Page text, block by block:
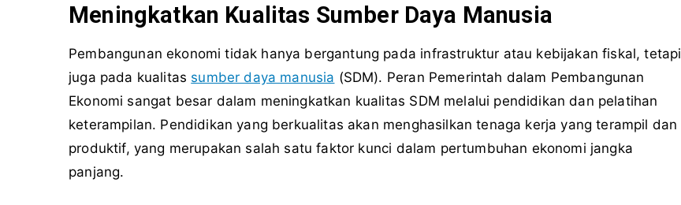
Meningkatkan Kualitas Sumber Daya Manusia
Pembangunan ekonomi tidak hanya bergantung pada infrastruktur atau kebijakan fiskal, tetapi
juga pada kualitas sumber daya manusia (SDM). Peran Pemerintah dalam Pembangunan
Ekonomi sangat besar dalam meningkatkan kualitas SDM melalui pendidikan dan pelatihan
keterampilan. Pendidikan yang berkualitas akan menghasilkan tenaga kerja yang terampil dan
produktif, yang merupakan salah satu faktor kunci dalam pertumbuhan ekonomi jangka
panjang.